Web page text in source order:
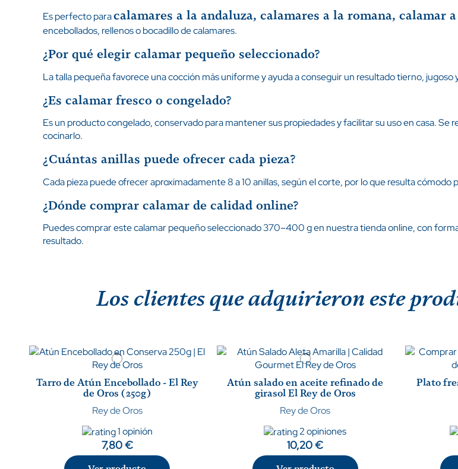
Es perfecto paracalamares a la andaluza, calamares a la romana, calamar
encebollados, rellenos o bocadillo de calamares.
¿Por qué elegir calamar pequeño seleccionado?
La talla pequeña favorece una cocción más uniforme y ayuda a conseguir un resultado tierno,
¿Es calamar fresco o congelado?
Es un producto congelado, conservado para mantener sus propiedades y facilitar su uso en casa.
cocinarlo.
¿Cuántas anillas puede ofrecer cada pieza?
Cada pieza puede ofrecer aproximadamente 8 a 10 anillas, según el corte, por lo que resulta
¿Dónde comprar calamar de calidad online?
Puedes comprar este calamar pequeño seleccionado 370–400 g en nuestra tienda online, con
resultado.
Los clientes que adquirieron este
Tarro de Atún Encebollado - El Rey
de Oros (250g)
Rey de Oros
1 opinión
7,80 €
Atún salado en aceite refinado de
girasol El Rey de Oros
Rey de Oros
2 opiniones
10,20 €
Plato